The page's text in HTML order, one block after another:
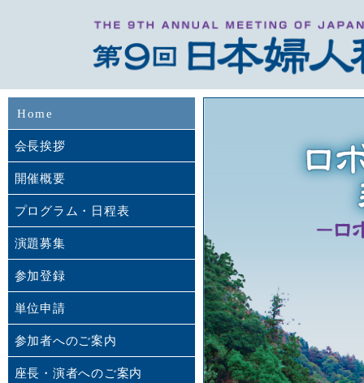
Home
会長挨拶
開催概要
プログラム・日程表
演題募集
参加登録
単位申請
参加者へのご案内
座長・演者へのご案内